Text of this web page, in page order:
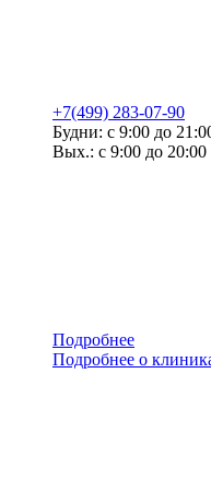
+7(499) 283-07-90
Будни: с 9:00 до
Вых.: с 9:00 до 20:00
Подробнее
Подробнее о